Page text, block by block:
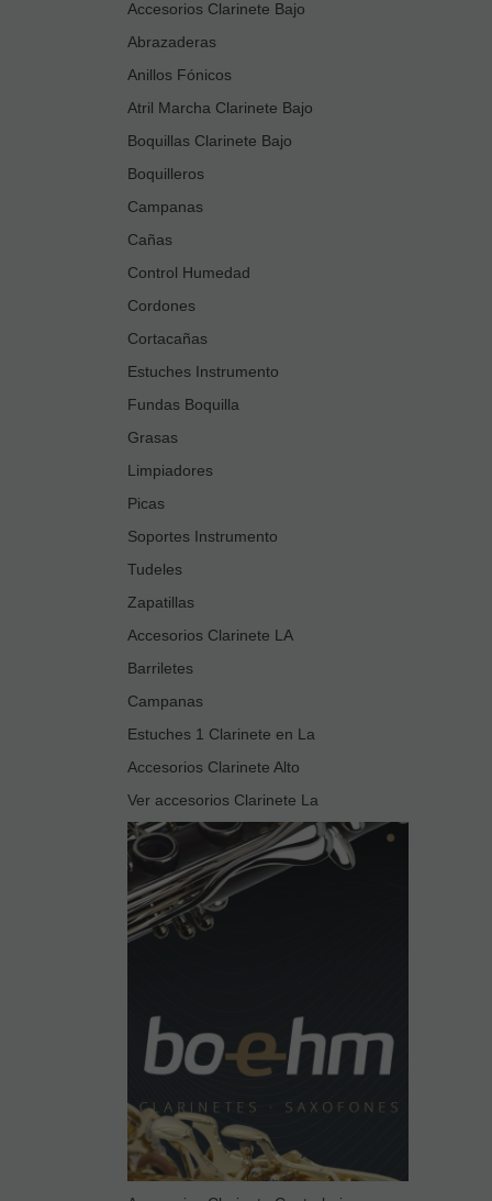
Accesorios Clarinete Bajo
Abrazaderas
Anillos Fónicos
Atril Marcha Clarinete Bajo
Boquillas Clarinete Bajo
Boquilleros
Campanas
Cañas
Control Humedad
Cordones
Cortacañas
Estuches Instrumento
Fundas Boquilla
Grasas
Limpiadores
Picas
Soportes Instrumento
Tudeles
Zapatillas
Accesorios Clarinete LA
Barriletes
Campanas
Estuches 1 Clarinete en La
Accesorios Clarinete Alto
Ver accesorios Clarinete La